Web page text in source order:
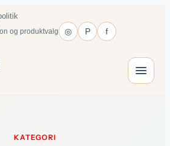
og produktvalg ◎ P f
KATEGORI